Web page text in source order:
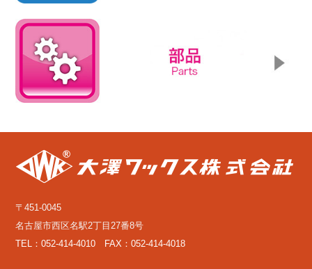
〒451-0045
名古屋市西区名駅2丁目27番8号
TEL：052-414-4010 FAX：052-414-4018